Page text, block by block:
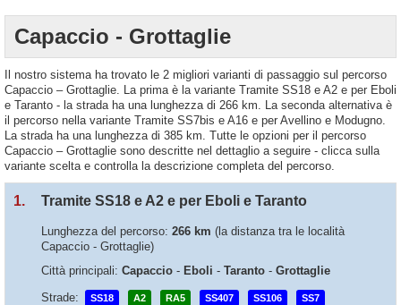
Capaccio - Grottaglie
Il nostro sistema ha trovato le 2 migliori varianti di passaggio sul percorso
Capaccio – Grottaglie. La prima è la variante Tramite SS18 e A2 e per Eboli
e Taranto - la strada ha una lunghezza di 266 km. La seconda alternativa è
il percorso nella variante Tramite SS7bis e A16 e per Avellino e Modugno.
La strada ha una lunghezza di 385 km. Tutte le opzioni per il percorso
Capaccio – Grottaglie sono descritte nel dettaglio a seguire - clicca sulla
variante scelta e controlla la descrizione completa del percorso.
1. Tramite SS18 e A2 e per Eboli e Taranto
Lunghezza del percorso: 266 km (la distanza tra le località
Capaccio - Grottaglie)
Città principali: Capaccio - Eboli - Taranto - Grottaglie
Strade:
SS18 A2 RA5 SS407 SS106 SS7